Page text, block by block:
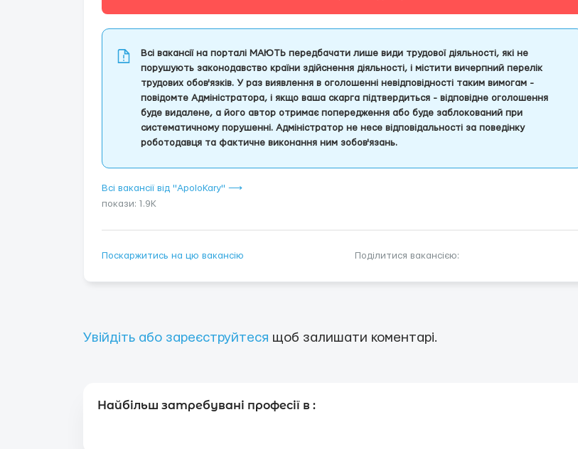
Всі вакансії на порталі МАЮТЬ передбачати лише види трудової діяльності, які не
порушують законодавство країни здійснення діяльності, і містити вичерпний перелік
трудових обов'язків. У раз виявлення в оголошенні невідповідності таким вимогам -
повідомте Адміністратора, і якщо ваша скарга підтвердиться - відповідне оголошення
буде видалене, а його автор отримає попередження або буде заблокований при
систематичному порушенні. Адміністратор не несе відповідальності за поведінку
роботодавця та фактичне виконання ним зобов'язань.
Всі вакансії від "ApoloKary" ⟶
покази: 1.9K
Поскаржитись на цю вакансію Поділитися вакансією:
Увійдіть або зареєструйтеся щоб залишати коментарі.
Найбільш затребувані професії в :